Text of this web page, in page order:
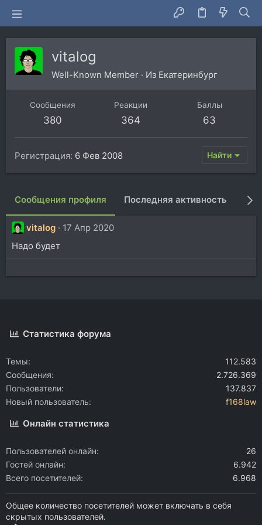
vitalog
Well-Known Member · Из Екатеринбург
Сообщения
380
Реакции
364
Баллы
63
Регистрация 6 Фев 2008 Найти
Сообщения профиля Последняя активность
vitalog
17 Апр 2020
Надо будет
Статистика форума
Темы
112.583
Сообщения
2.726.369
Пользователи
137.837
Новый пользователь
f168law
Онлайн статистика
Пользователей онлайн
26
Гостей онлайн
6.942
Всего посетителей
6.968
Общее количество посетителей может включать в себя
скрытых пользователей.